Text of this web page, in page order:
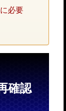
必要
確認